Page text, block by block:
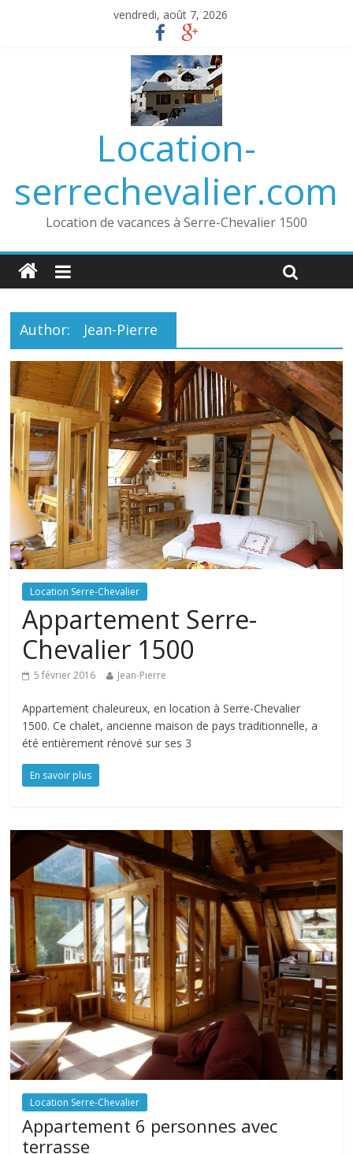
vendredi, août 7, 2026
Location-
serrechevalier.com
Location de vacances à Serre-Chevalier 1500
Author: Jean-Pierre
Location Serre-Chevalier
Appartement Serre-
Chevalier 1500
5 février 2016 Jean-Pierre
Appartement chaleureux, en location à Serre-Chevalier
1500. Ce chalet, ancienne maison de pays traditionnelle, a
été entièrement rénové sur ses 3
En savoir plus
Location Serre-Chevalier
Appartement 6 personnes avec
terrasse